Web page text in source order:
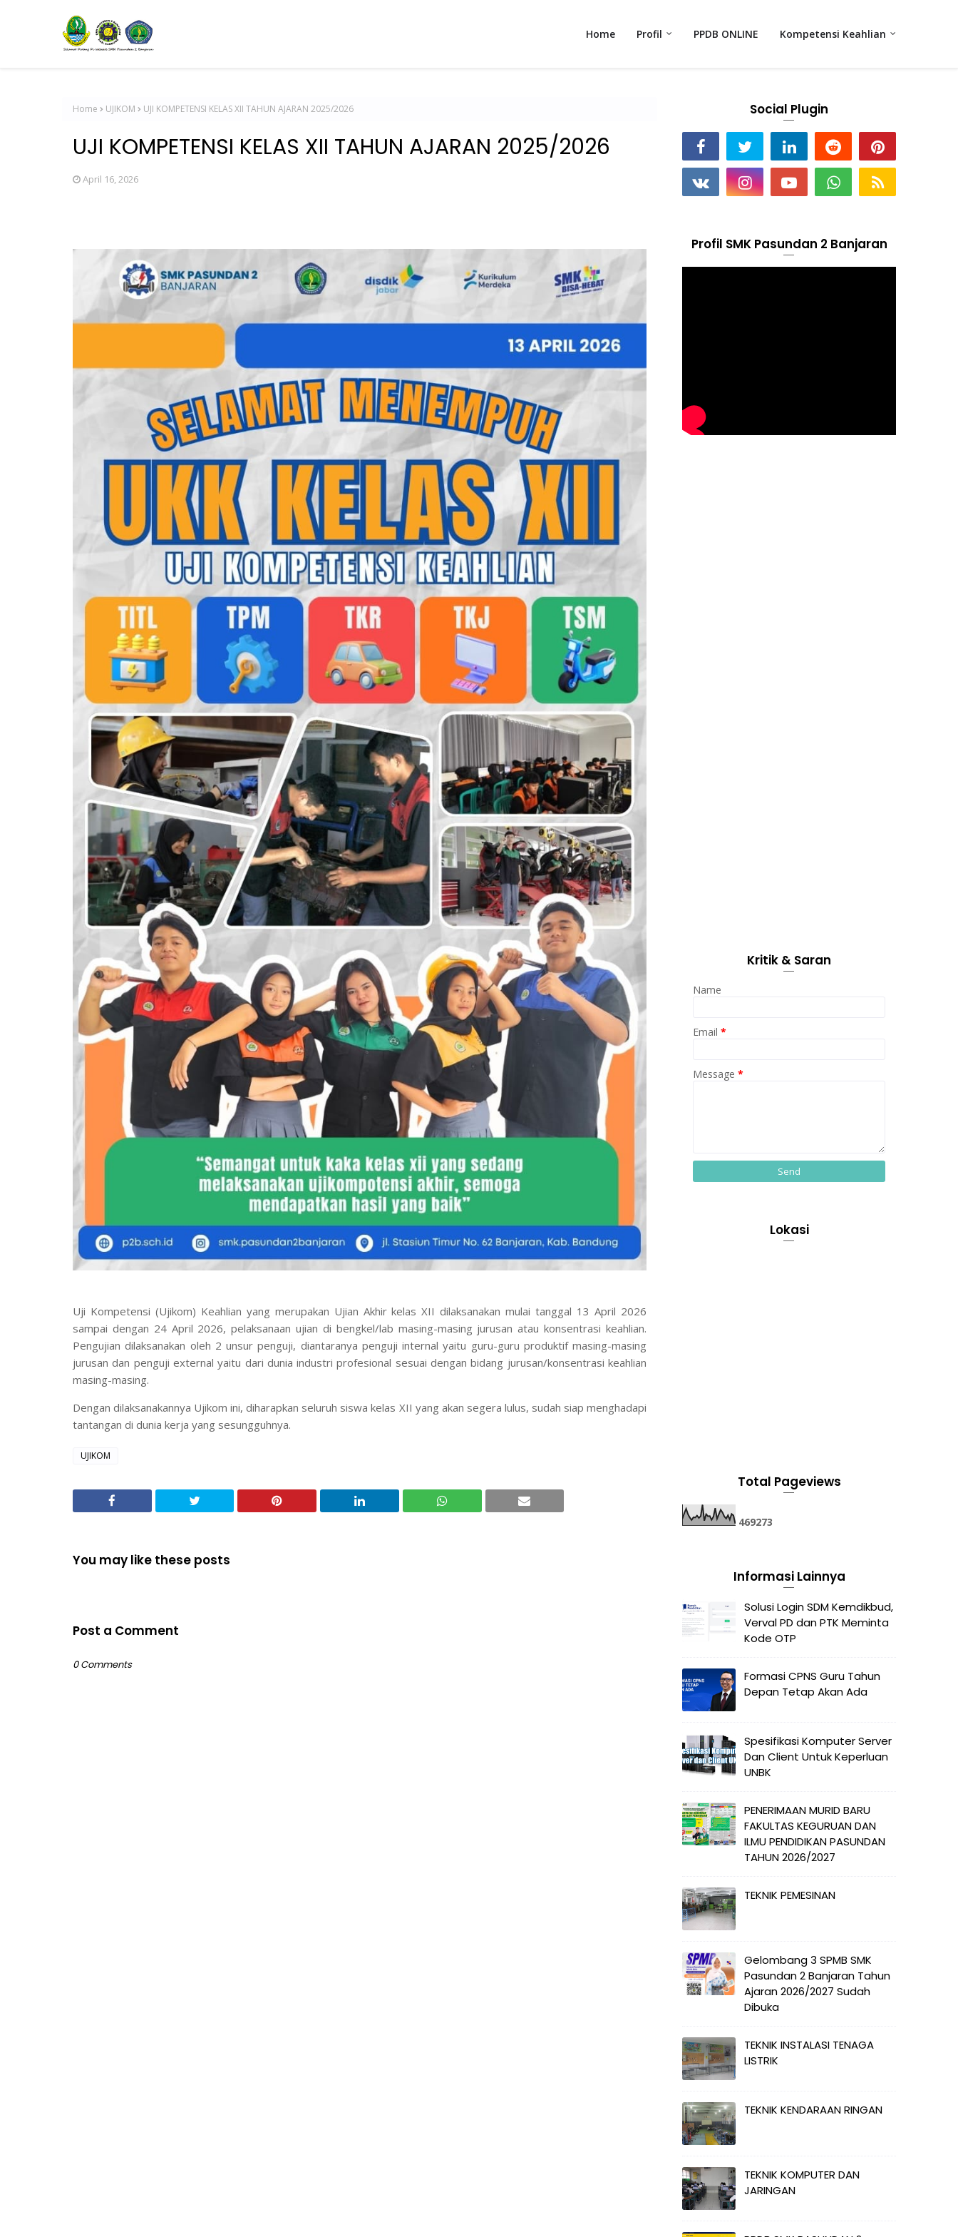
Home Profil PPDB ONLINE Kompetensi Keahlian
Home UJIKOM UJI KOMPETENSI KELAS XII TAHUN AJARAN 2025/2026
UJI KOMPETENSI KELAS XII TAHUN AJARAN 2025/2026
April 16, 2026
Uji Kompetensi (Ujikom) Keahlian yang merupakan Ujian Akhir kelas XII dilaksanakan mulai tanggal 13 April 2026
sampai dengan 24 April 2026, pelaksanaan ujian di bengkel/lab masing-masing jurusan atau konsentrasi keahlian.
Pengujian dilaksanakan oleh 2 unsur penguji, diantaranya penguji internal yaitu guru-guru produktif masing-masing
jurusan dan penguji external yaitu dari dunia industri profesional sesuai dengan bidang jurusan/konsentrasi keahlian
masing-masing.
Dengan dilaksanakannya Ujikom ini, diharapkan seluruh siswa kelas XII yang akan segera lulus, sudah siap menghadapi
tantangan di dunia kerja yang sesungguhnya.
UJIKOM
You may like these posts
Post a Comment
0 Comments
Social Plugin
Profil SMK Pasundan 2 Banjaran
Kritik & Saran
Name
Email *
Message *
Lokasi
Total Pageviews
469273
Informasi Lainnya
Solusi Login SDM Kemdikbud,
Verval PD dan PTK Meminta
Kode OTP
Formasi CPNS Guru Tahun
Depan Tetap Akan Ada
Spesifikasi Komputer Server
Dan Client Untuk Keperluan
UNBK
PENERIMAAN MURID BARU
FAKULTAS KEGURUAN DAN
ILMU PENDIDIKAN PASUNDAN
TAHUN 2026/2027
TEKNIK PEMESINAN
Gelombang 3 SPMB SMK
Pasundan 2 Banjaran Tahun
Ajaran 2026/2027 Sudah
Dibuka
TEKNIK INSTALASI TENAGA
LISTRIK
TEKNIK KENDARAAN RINGAN
TEKNIK KOMPUTER DAN
JARINGAN